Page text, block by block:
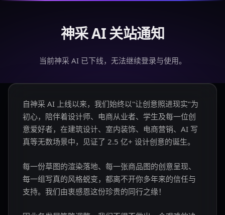
神采 AI 关站通知
当前神采 AI 已下线，无法继续登录与使用。
自神采 AI 上线以来，我们始终以"让创意照进现实"为
初心，陪伴着设计师、电商从业者、学生及每一位创
意爱好者，在建筑设计、室内装饰、电商营销、AI 写
真等无数场景中，见证了 2.5 亿+ 设计创意的诞生。
每一份草图的渲染落地、每一张商品图的创意呈现、
每一组写真的风格蜕变，都离不开你多年来的信任与
支持。我们由衷感恩这份珍贵的同行之缘！